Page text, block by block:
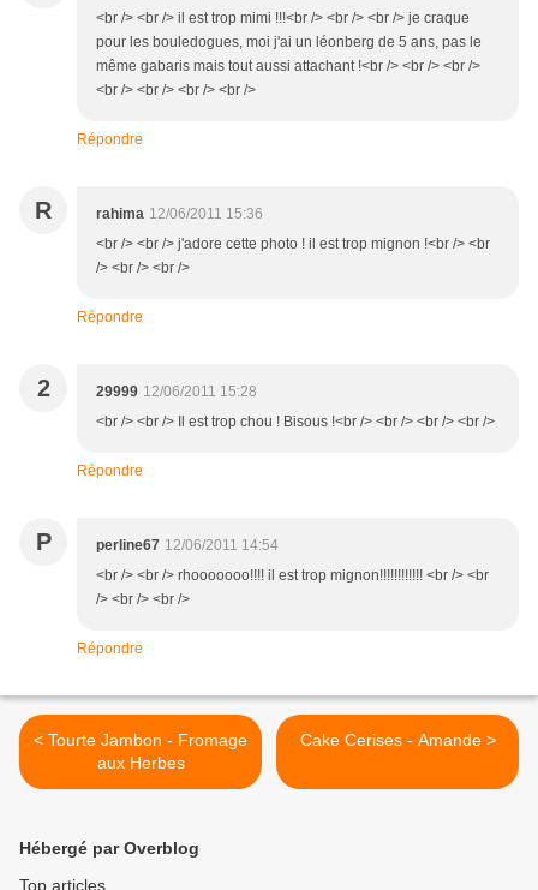
<br /> <br /> il est trop mimi !!!<br /> <br /> <br /> je craque
pour les bouledogues, moi j'ai un léonberg de 5 ans, pas le
même gabaris mais tout aussi attachant !<br /> <br /> <br />
<br /> <br /> <br /> <br />
Répondre
R rahima 12/06/2011 15:36
<br /> <br /> j'adore cette photo ! il est trop mignon !<br /> <br
/> <br /> <br />
Répondre
2 29999 12/06/2011 15:28
<br /> <br /> Il est trop chou ! Bisous !<br /> <br /> <br /> <br />
Répondre
P perline67 12/06/2011 14:54
<br /> <br /> rhooooooo!!!! il est trop mignon!!!!!!!!!!!! <br /> <br
/> <br /> <br />
Répondre
< Tourte Jambon - Fromage
aux Herbes
Cake Cerises - Amande >
Hébergé par Overblog
Top articles